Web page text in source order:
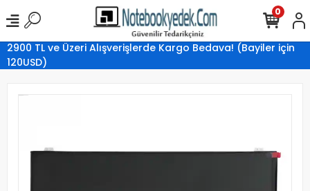
2900 TL ve Üzeri Alışverişlerde Kargo Bedava! (Bayiler için
120USD)
0